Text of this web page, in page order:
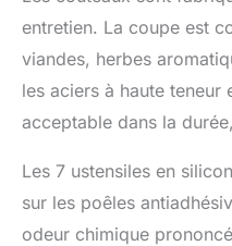
entretien. La coupe est
viandes, herbes
les aciers à haute teneur
acceptable dans la
Les 7 ustensiles en
sur les poêles
odeur chimique